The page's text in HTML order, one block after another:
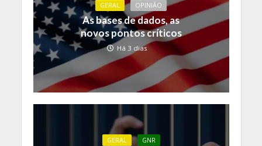
GERAL OPINIÃO
As bases de dados, as
novos pontos críticos
Há 3 dias
GERAL GNR